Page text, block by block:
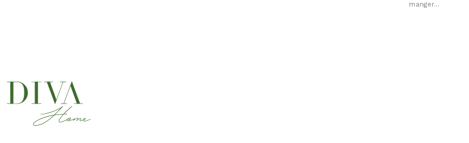
manger...